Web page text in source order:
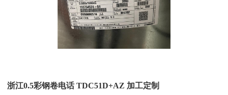
浙江0.5彩钢卷电话 TDC51D+AZ 加工定制